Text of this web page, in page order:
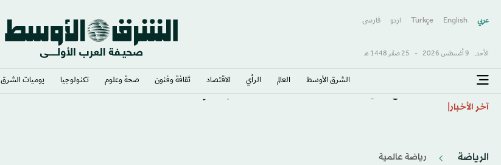
عربي English
Türkçe اردو فارسى
الأحد, 9 أغسطس 2026 - 25 صفَر 1448 هـ
الشرق الأوسط​ العالم الرأي الاقتصاد ثقافة وفنون صحة وعلوم تكنولوجيا يوميات الشرق​
آخر الأخبار
الرياضة رياضة عالمية